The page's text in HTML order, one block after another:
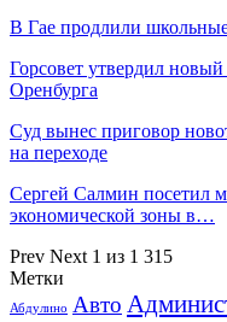
В Гае продлили
Горсовет утвердил
Оренбурга
Суд вынес приговор
на переходе
Сергей Салмин посетил
экономической зоны в…
Prev Next 1 из 1 315
Метки
Абдулино Авто